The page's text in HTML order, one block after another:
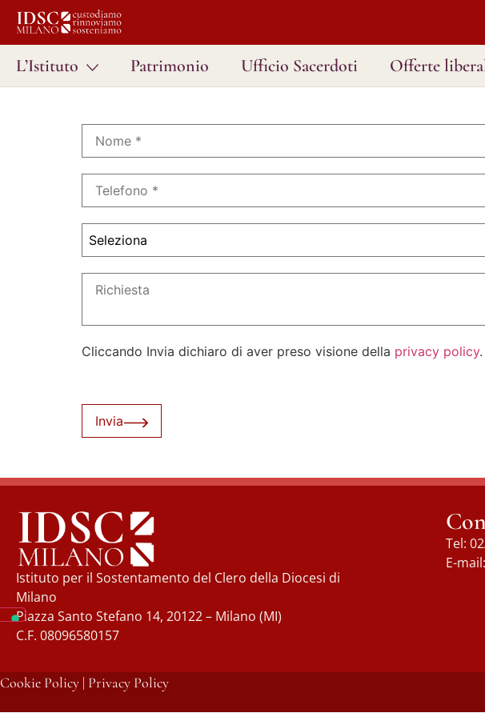
L’Istituto Patrimonio Ufficio Sacerdoti Offerte
Seleziona
Cliccando Invia dichiaro di aver preso visione della privacy policy.
Invia
Istituto per il Sostentamento del Clero della Diocesi di
Milano
Piazza Santo Stefano 14, 20122 – Milano (MI)
C.F. 08096580157
Tel:
E-mail:
Cookie Policy | Privacy Policy